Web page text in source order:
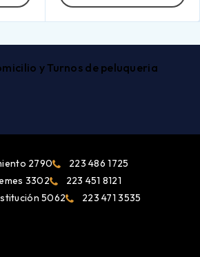
y Turnos de peluqueria
2790
223 486 1725
3302
223 451 8121
5062
223 471 3535